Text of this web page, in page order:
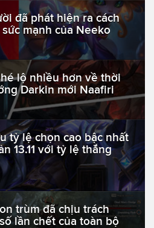
đã phát hiện ra cách
mạnh của Neeko
lộ nhiều hơn về thời
Darkin mới Naafiri
tỷ lệ chọn cao bậc nhất
13.11 với tỷ lệ thắng
trùm đã chịu trách
lần chết của toàn bộ